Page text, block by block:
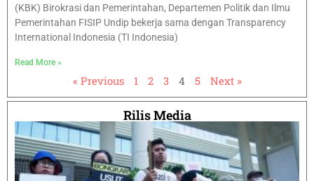
(KBK) Birokrasi dan Pemerintahan, Departemen Politik dan Ilmu
Pemerintahan FISIP Undip bekerja sama dengan Transparency
International Indonesia (TI Indonesia)
Read More »
« Previous 1 2 3 4 5 Next »
Rilis Media